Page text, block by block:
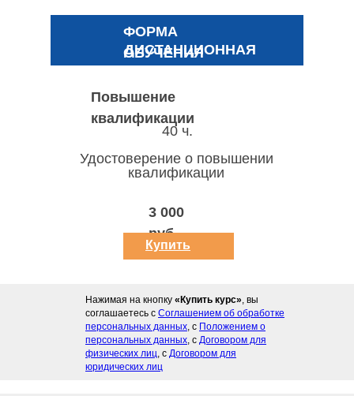
ФОРМА
ОБУЧЕНИЯ
ДИСТАНЦИОННАЯ
Повышение
квалификации
Удостоверение о повышении
квалификации
40 ч.
3 000
руб.
Купить
курс
Нажимая на кнопку «Купить курс», вы
соглашаетесь с Соглашением об обработке
персональных данных, с Положением о
персональных данных, с Договором для
физических лиц, с Договором для
юридических лиц